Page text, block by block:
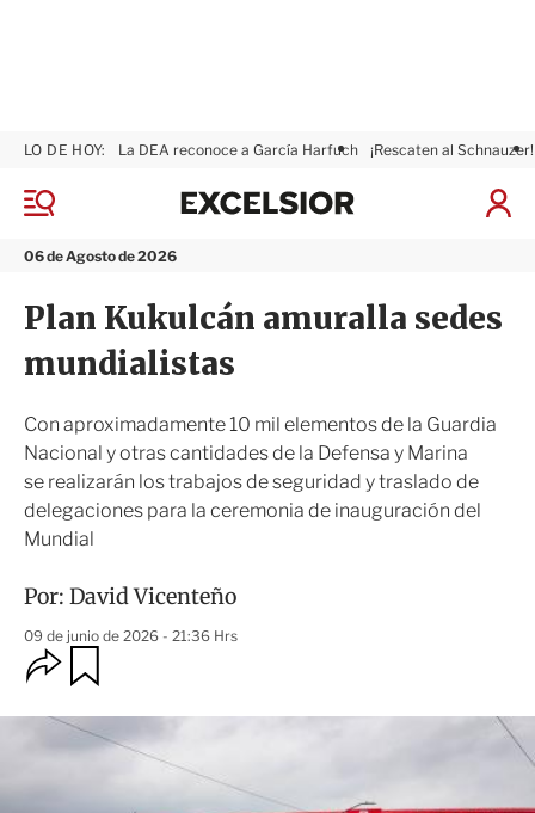
M
n
06 de Agosto de 2026
LO DE HOY: La DEA reconoce a García Harfuch ¡Rescaten al Schnauzer!
I
a
x
i
Plan Kukulcán amuralla sedes
mundialistas
Con aproximadamente 10 mil elementos de la Guardia
Nacional y otras cantidades de la Defensa y Marina
se realizarán los trabajos de seguridad y traslado de
delegaciones para la ceremonia de inauguración del
Mundial
Por: David Vicenteño
09 de junio de 2026 - 21:36 Hrs
O
p
i
r
d